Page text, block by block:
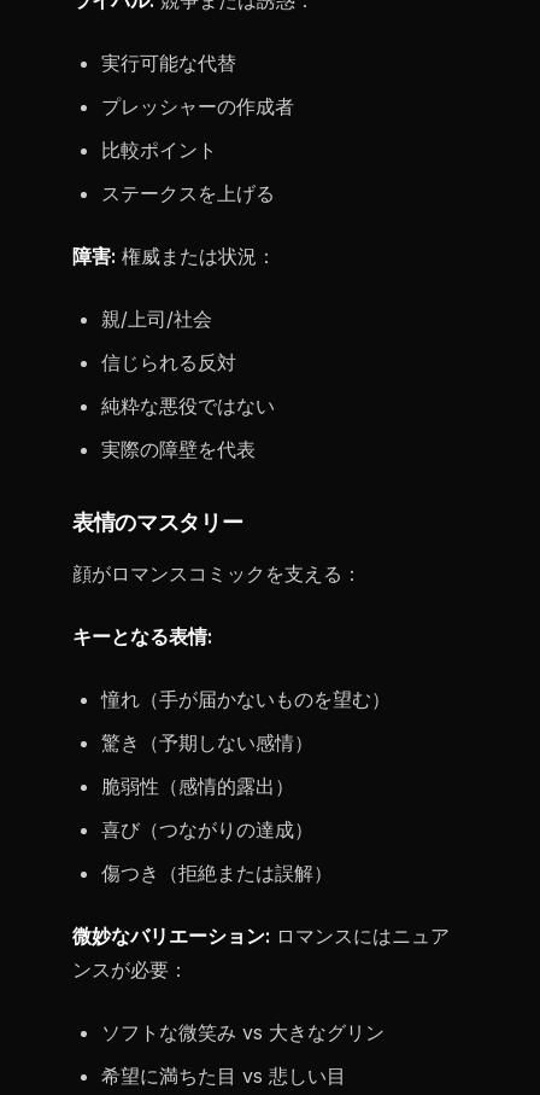
実行可能な代替
プレッシャーの作成者
比較ポイント
ステークスを上げる
障害: 権威または状況：
親/上司/社会
信じられる反対
純粋な悪役ではない
実際の障壁を代表
表情のマスタリー
顔がロマンスコミックを支える：
キーとなる表情:
憧れ（手が届かないものを望む）
驚き（予期しない感情）
脆弱性（感情的露出）
喜び（つながりの達成）
傷つき（拒絶または誤解）
微妙なバリエーション: ロマンスにはニュア
ンスが必要：
ソフトな微笑み vs 大きなグリン
希望に満ちた目 vs 悲しい目